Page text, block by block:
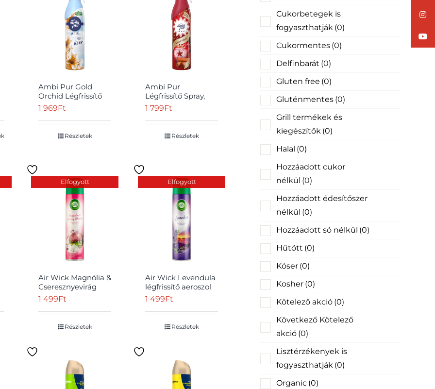
Ambi Pur Gold
Orchid Légfrissítő
Spray, 300 ml
1 969Ft
Részletek
Ambi Pur
Légfrissítő Spray,
Spiced Apple, 300
1 799Ft
Részletek
Elfogyott
Air Wick Magnólia &
Cseresznyevirág
légfrissítő aeroszol
1 499Ft
Részletek
Elfogyott
Air Wick Levendula
légfrissítő aeroszol
spray 300 ml
1 499Ft
Részletek
Cukorbetegek is
fogyaszthatják (0)
Cukormentes (0)
Delfinbarát (0)
Gluten free (0)
Gluténmentes (0)
Grill termékek és
kiegészítők (0)
Halal (0)
Hozzáadott cukor
nélkül (0)
Hozzáadott édesítőszer
nélkül (0)
Hozzáadott só nélkül (0)
Hűtött (0)
Kóser (0)
Kosher (0)
Kötelező akció (0)
Következő Kötelező
akció (0)
Lisztérzékenyek is
fogyaszthatják (0)
Organic (0)